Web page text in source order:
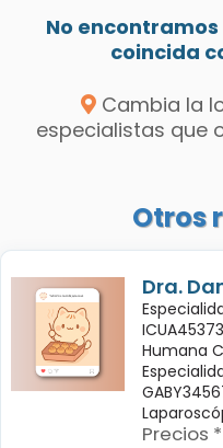
No
coincida
Cambia la
especialistas que
Otros
Dra.
Humana
Precios